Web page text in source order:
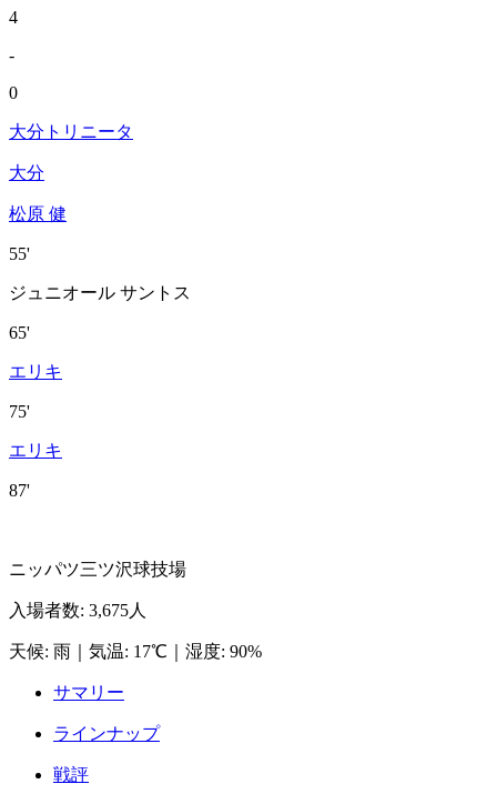
4
-
0
大分トリニータ
大分
松原 健
55'
ジュニオール サントス
65'
エリキ
75'
エリキ
87'
ニッパツ三ツ沢球技場
入場者数: 3,675人
天候: 雨 気温: 17℃ 湿度: 90%
サマリー
ラインナップ
戦評